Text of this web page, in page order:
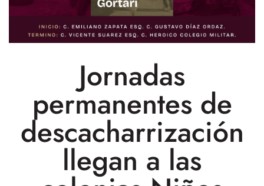
Jornadas
permanentes de
descacharrización
llegan a las